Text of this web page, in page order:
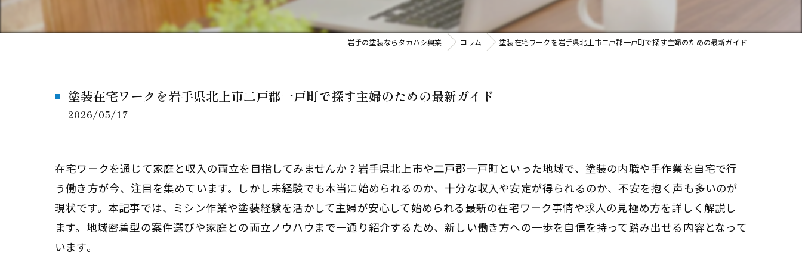
リフォーム
岩手の塗装ならタカハシ興業 コラム 塗装在宅ワークを岩手県北上市二戸郡一戸町で探す主婦のための最新ガイド
塗装在宅ワークを岩手県北上市二戸郡一戸町で探す主婦のための最新ガイド
2026/05/17
在宅ワークを通じて家庭と収入の両立を目指してみませんか？岩手県北上市や二戸郡一戸町といった地域で、塗装の内職や手作業を自宅で行
う働き方が今、注目を集めています。しかし未経験でも本当に始められるのか、十分な収入や安定が得られるのか、不安を抱く声も多いのが
現状です。本記事では、ミシン作業や塗装経験を活かして主婦が安心して始められる最新の在宅ワーク事情や求人の見極め方を詳しく解説し
ます。地域密着型の案件選びや家庭との両立ノウハウまで一通り紹介するため、新しい働き方への一歩を自信を持って踏み出せる内容となって
います。